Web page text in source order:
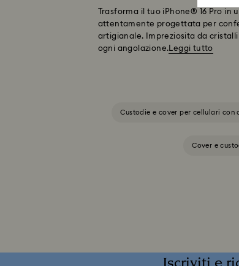
Trasforma il tuo iPhone® 16 Pro
attentamente progettata per
artigianale. Impreziosita da
ogni angolazione. Leggi tutto
Custodie e cover per cellulari con
Cover e